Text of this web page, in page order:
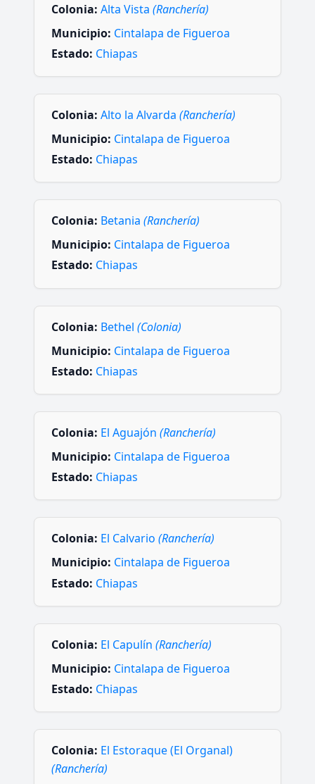
Colonia: Alta Vista (Ranchería)
Municipio: Cintalapa de Figueroa
Estado: Chiapas
Colonia: Alto la Alvarda (Ranchería)
Municipio: Cintalapa de Figueroa
Estado: Chiapas
Colonia: Betania (Ranchería)
Municipio: Cintalapa de Figueroa
Estado: Chiapas
Colonia: Bethel (Colonia)
Municipio: Cintalapa de Figueroa
Estado: Chiapas
Colonia: El Aguajón (Ranchería)
Municipio: Cintalapa de Figueroa
Estado: Chiapas
Colonia: El Calvario (Ranchería)
Municipio: Cintalapa de Figueroa
Estado: Chiapas
Colonia: El Capulín (Ranchería)
Municipio: Cintalapa de Figueroa
Estado: Chiapas
Colonia: El Estoraque (El Organal)
(Ranchería)